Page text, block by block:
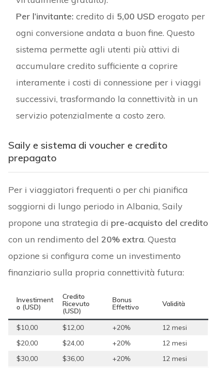
Per l’invitante: credito di 5,00 USD erogato per
ogni conversione andata a buon fine. Questo
sistema permette agli utenti più attivi di
accumulare credito sufficiente a coprire
interamente i costi di connessione per i viaggi
successivi, trasformando la connettività in un
servizio potenzialmente a costo zero.
Saily e sistema di voucher e credito
prepagato
Per i viaggiatori frequenti o per chi pianifica
soggiorni di lungo periodo in Albania, Saily
propone una strategia di pre-acquisto del credito
con un rendimento del20% extra. Questa
opzione si configura come un investimento
finanziario sulla propria connettività futura:
Investiment
o (USD)
Credito
Ricevuto
(USD)
Bonus
Effettivo
Validità
$10,00 $12,00 +20%
12 mesi
$20,00
$24,00 +20%
12 mesi
$30,00
$36,00 +20% 12 mesi